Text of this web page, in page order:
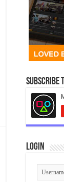
Subscribe
Login